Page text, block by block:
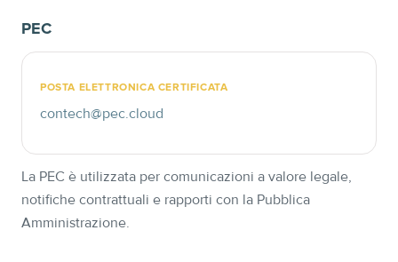
PEC
POSTA ELETTRONICA CERTIFICATA
contech@pec.cloud
La PEC è utilizzata per comunicazioni a valore legale,
notifiche contrattuali e rapporti con la Pubblica
Amministrazione.